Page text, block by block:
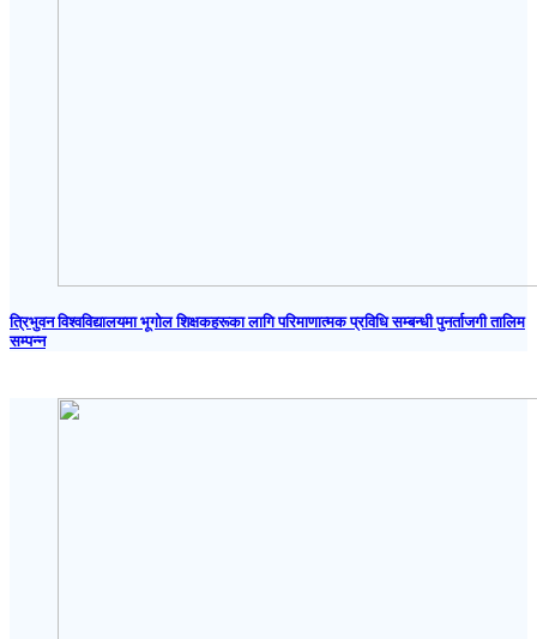
त्रिभुवन विश्वविद्यालयमा भूगोल शिक्षकहरूका लागि परिमाणात्मक प्रविधि सम्बन्धी पुनर्ताजगी तालिम
सम्पन्न